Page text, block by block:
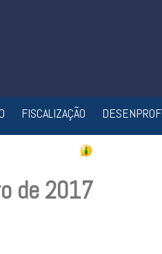
FISCALIZAÇÃO DESENPROF
de 2017